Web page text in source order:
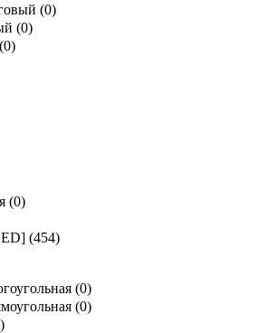
(0)
(0)
0)
(0)
(454)
(0)
(0)
)